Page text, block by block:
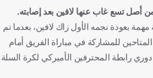
بعودة نجمه الأول زاك لافين، بعدما تم
للمشاركة في مباراة الفريق أمام
رابطة المحترفين الأميركي لكرة السلة